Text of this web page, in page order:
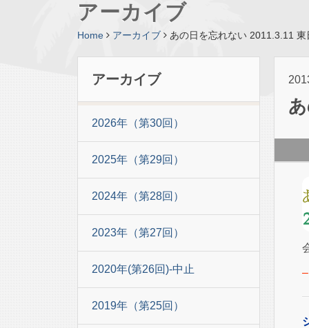
アーカイブ
Home アーカイブ あの日を忘れない 2011.3.11 東
アーカイブ
2026年（第30回）
2025年（第29回）
2024年（第28回）
2023年（第27回）
2020年(第26回)-中止
2019年（第25回）